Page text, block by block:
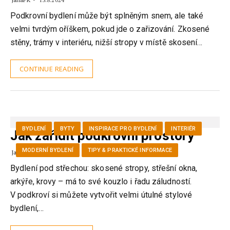
Podkrovní bydlení může být splněným snem, ale také
velmi tvrdým oříškem, pokud jde o zařizování. Zkosené
stěny, trámy v interiéru, nižší stropy v místě skosení…
CONTINUE READING
BYDLENÍ BYTY INSPIRACE PRO BYDLENÍ INTERIÉR
MODERNÍ BYDLENÍ TIPY & PRAKTICKÉ INFORMACE
Jak zařídit podkrovní prostory
JanaPK 23.7.2024
Bydlení pod střechou: skosené stropy, střešní okna,
arkýře, krovy – má to své kouzlo i řadu záludností.
V podkroví si můžete vytvořit velmi útulné stylové
bydlení,…